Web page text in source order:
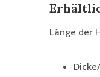
Länge der